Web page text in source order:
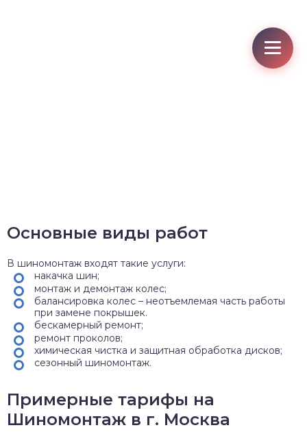
Основные виды работ
В шиномонтаж входят такие услуги:
накачка шин;
монтаж и демонтаж колес;
балансировка колес – неотъемлемая часть работы
при замене покрышек.
бескамерный ремонт;
ремонт проколов;
химическая чистка и защитная обработка дисков;
сезонный шиномонтаж.
Примерные тарифы на
Шиномонтаж в г. Москва